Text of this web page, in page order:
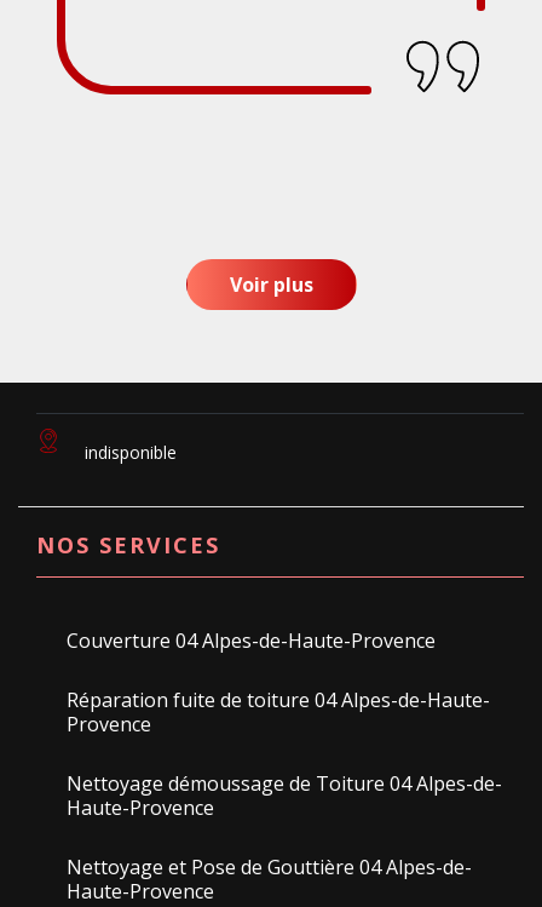
Voir plus
indisponible
NOS SERVICES
Couverture 04 Alpes-de-Haute-Provence
Réparation fuite de toiture 04 Alpes-de-Haute-
Provence
Nettoyage démoussage de Toiture 04 Alpes-de-
Haute-Provence
Nettoyage et Pose de Gouttière 04 Alpes-de-
Haute-Provence